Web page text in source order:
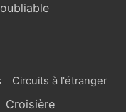
Circuits à l'étranger
Croisière